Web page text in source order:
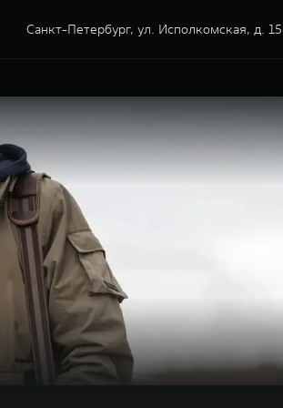
Санкт-Петербург, ул. Исполкомская, д.